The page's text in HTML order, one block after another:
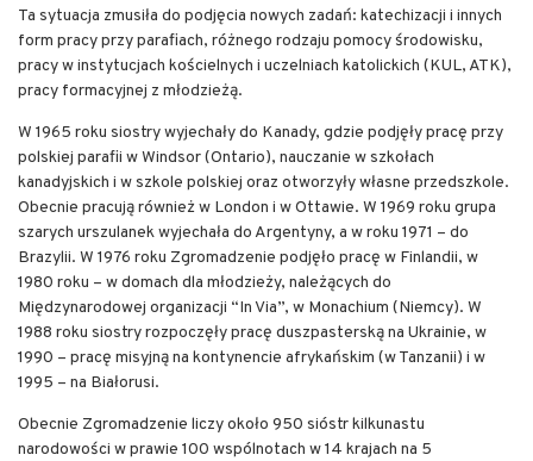
Ta sytuacja zmusiła do podjęcia nowych zadań: katechizacji i innych
form pracy przy parafiach, różnego rodzaju pomocy środowisku,
pracy w instytucjach kościelnych i uczelniach katolickich (KUL, ATK),
pracy formacyjnej z młodzieżą.
W 1965 roku siostry wyjechały do Kanady, gdzie podjęły pracę przy
polskiej parafii w Windsor (Ontario), nauczanie w szkołach
kanadyjskich i w szkole polskiej oraz otworzyły własne przedszkole.
Obecnie pracują również w London i w Ottawie. W 1969 roku grupa
szarych urszulanek wyjechała do Argentyny, a w roku 1971 – do
Brazylii. W 1976 roku Zgromadzenie podjęło pracę w Finlandii, w
1980 roku – w domach dla młodzieży, należących do
Międzynarodowej organizacji “In Via”, w Monachium (Niemcy). W
1988 roku siostry rozpoczęły pracę duszpasterską na Ukrainie, w
1990 – pracę misyjną na kontynencie afrykańskim (w Tanzanii) i w
1995 – na Białorusi.
Obecnie Zgromadzenie liczy około 950 sióstr kilkunastu
narodowości w prawie 100 wspólnotach w 14 krajach na 5